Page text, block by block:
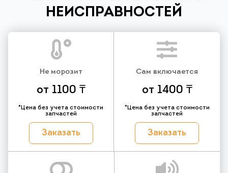
НЕИСПРАВНОСТЕЙ
Не морозит
от 1100 ₸
*Цена без учета стоимости
запчастей
Заказать
Сам включается
от 1400 ₸
*Цена без учета стоимости
запчастей
Заказать